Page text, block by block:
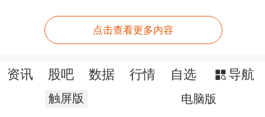
点击查看更多内容
资讯 股吧 数据 行情 自选 导航
触屏版 电脑版